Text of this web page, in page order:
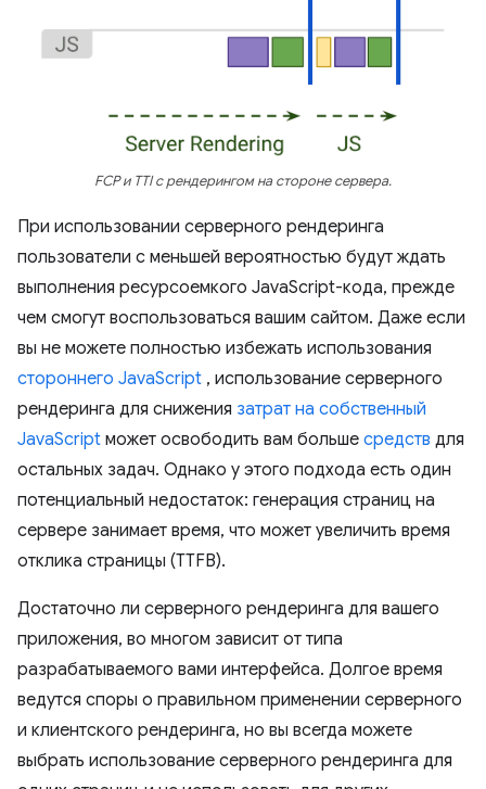
FCP и TTI с рендерингом на стороне сервера.
При использовании серверного рендеринга
пользователи с меньшей вероятностью будут ждать
выполнения ресурсоемкого JavaScript-кода, прежде
чем смогут воспользоваться вашим сайтом. Даже если
вы не можете полностью избежать использования
стороннего JavaScript , использование серверного
рендеринга для снижения затрат на собственный
JavaScript может освободить вам больше средств для
остальных задач. Однако у этого подхода есть один
потенциальный недостаток: генерация страниц на
сервере занимает время, что может увеличить время
отклика страницы (TTFB).
Достаточно ли серверного рендеринга для вашего
приложения, во многом зависит от типа
разрабатываемого вами интерфейса. Долгое время
ведутся споры о правильном применении серверного
и клиентского рендеринга, но вы всегда можете
выбрать использование серверного рендеринга для